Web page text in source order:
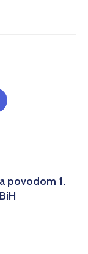
povodom 1.